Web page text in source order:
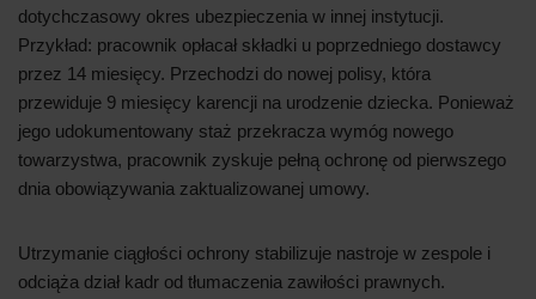
dotychczasowy okres ubezpieczenia w innej instytucji.
Przykład: pracownik opłacał składki u poprzedniego dostawcy
przez 14 miesięcy. Przechodzi do nowej polisy, która
przewiduje 9 miesięcy karencji na urodzenie dziecka. Ponieważ
jego udokumentowany staż przekracza wymóg nowego
towarzystwa, pracownik zyskuje pełną ochronę od pierwszego
dnia obowiązywania zaktualizowanej umowy.
Utrzymanie ciągłości ochrony stabilizuje nastroje w zespole i
odciąża dział kadr od tłumaczenia zawiłości prawnych.